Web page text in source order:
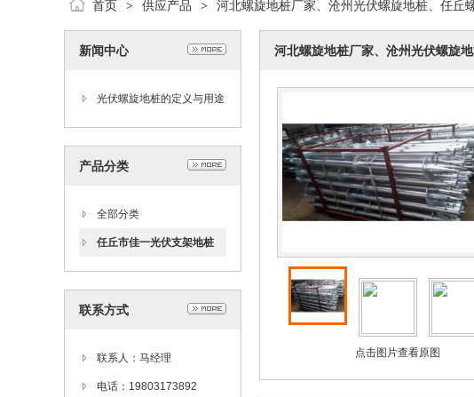
首页 > 供应产品 > 河北螺旋地桩厂家、沧州光伏螺旋地桩、任丘
新闻中心
光伏螺旋地桩的定义与用途
产品分类
全部分类
任丘市佳一光伏支架地桩
联系方式
联系人：马经理
电话：19803173892
河北螺旋地桩厂家、沧州光伏螺旋
点击图片查看原图